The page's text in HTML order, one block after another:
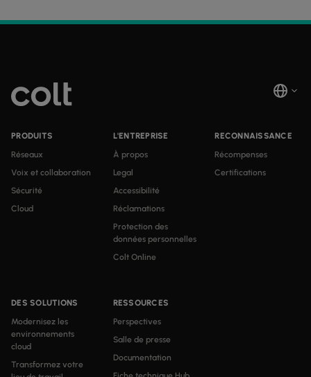
PRODUITS
Réseaux
Voix et collaboration
Sécurité
Cloud
DES SOLUTIONS
Modernisez les
environnements
cloud
Transformez votre
RESSOURCES
Perspectives
Salle de presse
Documentation
L'ENTREPRISE
À propos
Legal
Accessibilité
Réclamations
Protection des
données personnelles
Colt Online
RECONNAISSANCE
Récompenses
Certifications